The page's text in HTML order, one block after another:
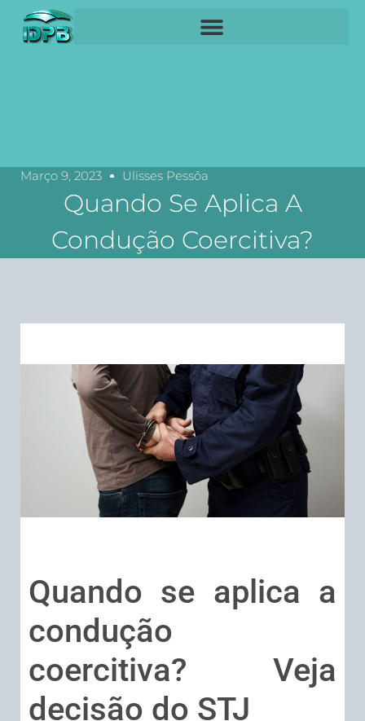
Março 9, 2023 Ulisses Pessôa
Quando Se Aplica A
Condução Coercitiva?
Quando se aplica a
condução
coercitiva? Veja
decisão do STJ